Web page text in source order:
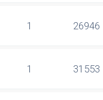
1 26946
1 31553